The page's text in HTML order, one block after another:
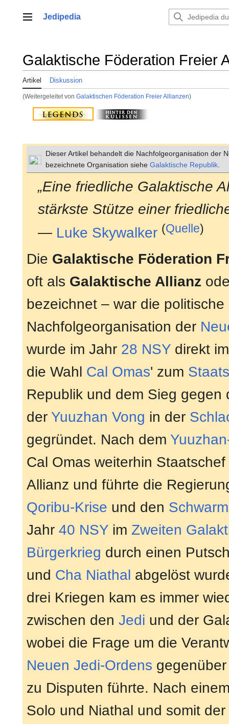
springenHauptmenü
Jedipedia
Galaktische Föderation Freier
Artikel Diskussion
(Weitergeleitet von Galaktischen Föderation Freier Allianzen)
Dieser Artikel behandelt die Nachfolgeorganisation der
bezeichnete Organisation siehe Galaktische Republik
„Eine friedliche Galaktische
stärkste Stütze einer
— Luke Skywalker (Quelle)
Die Galaktische Föderation
oft als Galaktische Allianz
bezeichnet – war die politische
Nachfolgeorganisation der
wurde im Jahr 28 NSY direkt
die Wahl Cal Omas' zum
Republik und dem Sieg gegen
der Yuuzhan Vong in der
gegründet. Nach dem
Cal Omas weiterhin
Allianz und führte die
Qoribu-Krise und den
Jahr 40 NSY im Zweiten
Bürgerkrieg durch einen
und Cha Niathal abgelöst
drei Kriegen kam es immer
zwischen den Jedi und der
wobei die Frage um die
Neuen Jedi-Ordens
zu Disputen führte. Nach
Solo und Niathal und somit